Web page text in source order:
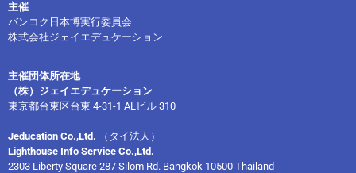
主催
バンコク日本博実行委員会
株式会社ジェイエデュケーション
主催団体所在地
（株）ジェイエデュケーション
東京都台東区台東 4-31-1 ALビル 310
Jeducation Co.,Ltd. （タイ法人）
Lighthouse Info Service Co.,Ltd.
2303 Liberty Square 287 Silom Rd. Bangkok 10500 Thailand